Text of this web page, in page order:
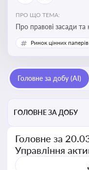
ПРО ЩО ТЕМА:
Про правові засади та
комунальними та
юристів і керівників,
Ринок цінних паперів
Головне за добу (AI)
ГОЛОВНЕ ЗА ДОБУ
Головне за
Управління